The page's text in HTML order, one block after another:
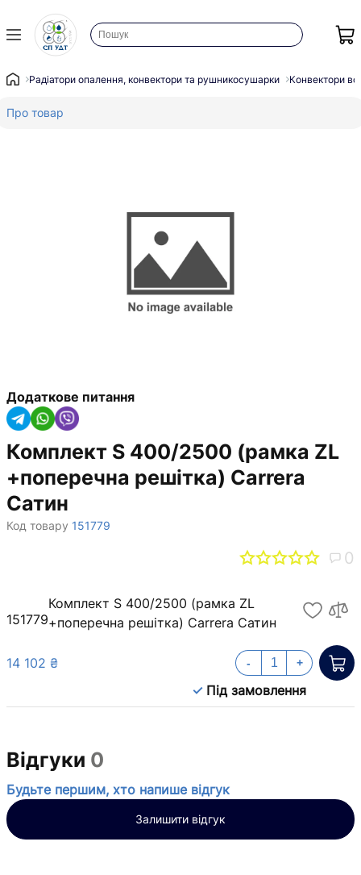
Радіатори опалення, конвектори та рушникосушарки Конвектори
Про товар
Додаткове питання
Комплект S 400/2500 (рамка ZL
+поперечна решітка) Carrera
Сатин
Код товару 151779
0
151779
Комплект S 400/2500 (рамка ZL
+поперечна решітка) Carrera Сатин
14 102 ₴
Під замовлення
- +
Відгуки 0
Будьте першим, хто напише відгук
Залишити відгук